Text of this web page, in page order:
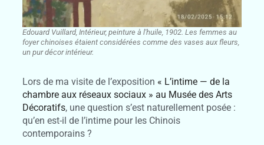
Edouard Vuillard, Intérieur, peinture à l'huile, 1902. Les femmes au
foyer chinoises étaient considérées comme des vases aux fleurs,
un pur décor intérieur.
Lors de ma visite de l’exposition « L’intime — de la
chambre aux réseaux sociaux » au Musée des Arts
Décoratifs, une question s’est naturellement posée :
qu’en est-il de l’intime pour les Chinois
contemporains ?